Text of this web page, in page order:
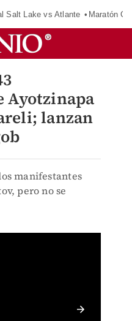
Salt Lake vs Atlante Maratón
Ayotzinapa
lanzan
manifestantes
pero no se